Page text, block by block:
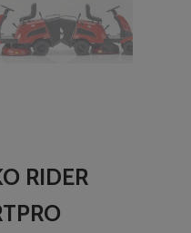
RIDER